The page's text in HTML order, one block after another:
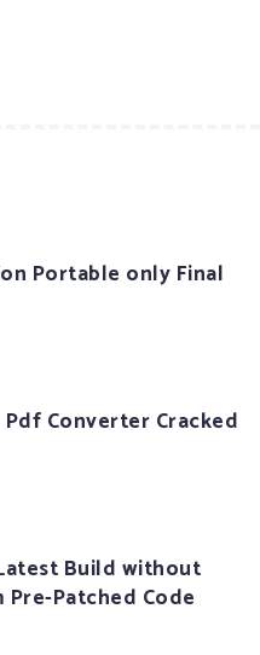
Portable only Final
Converter Cracked
Build without
Patched Code